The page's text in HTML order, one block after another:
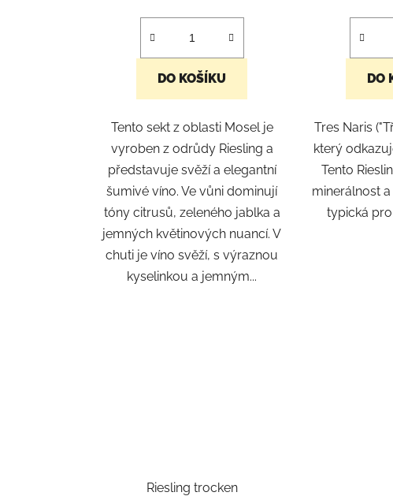
DO KOŠÍKU
Tento sekt z oblasti Mosel je
vyroben z odrůdy Riesling a
představuje svěží a elegantní
šumivé víno. Ve vůni dominují
tóny citrusů, zeleného jablka a
jemných květinových nuancí. V
chuti je víno svěží, s výraznou
kyselinkou a jemným...
DO
Tres Naris
který
Tento
minerálnost
typická
Riesling trocken